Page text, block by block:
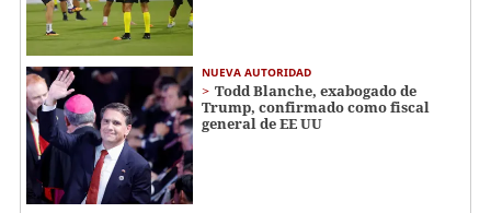
NUEVA AUTORIDAD
Todd Blanche, exabogado de
Trump, confirmado como fiscal
general de EE UU